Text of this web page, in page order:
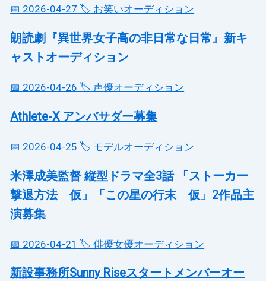
📅 2026-04-27 🏷️ お笑いオーディション
朗読劇『異世界女子高の非日常な日常』新キ
ャストオーディション
📅 2026-04-26 🏷️ 声優オーディション
Athlete-X アンバサダー募集
📅 2026-04-25 🏷️ モデルオーディション
米澤成美監督 縦型ドラマ全3話 「ストーカー
撃退方法 仮」「この星の行末 仮」2作品主
演募集
📅 2026-04-21 🏷️ 俳優女優オーディション
新設事務所Sunny Riseスタートメンバーオー